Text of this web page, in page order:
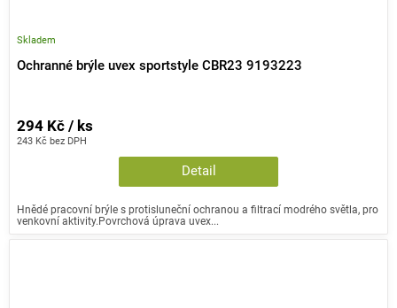
Ochranné brýle uvex sportstyle CBR23 9193223
Skladem
243 Kč bez DPH
294 Kč / ks
Detail
Hnědé pracovní brýle s protisluneční ochranou a filtrací modrého světla, pro
venkovní aktivity.Povrchová úprava uvex...